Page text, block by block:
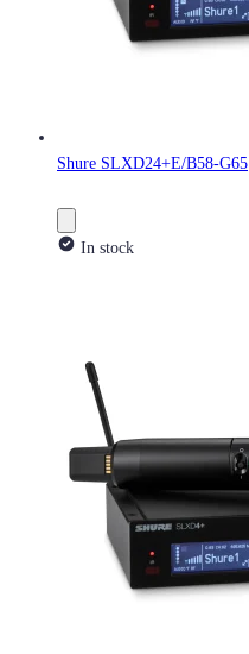
Shure SLXD24+E/B58-G65
In stock